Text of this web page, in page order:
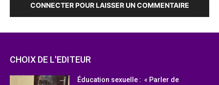
CONNECTER POUR LAISSER UN COMMENTAIRE
CHOIX DE L'EDITEUR
Éducation sexuelle : « Parler de